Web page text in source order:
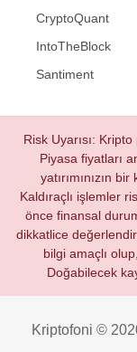
CryptoQuant
IntoTheBlock
Santiment
Risk Uyarısı:
Piyasa fiyatları
yatırımınızın
Kaldıraçlı işlemler
önce finansal
dikkatlice
bilgi amaçlı
Doğabilecek
Kriptofoni ©